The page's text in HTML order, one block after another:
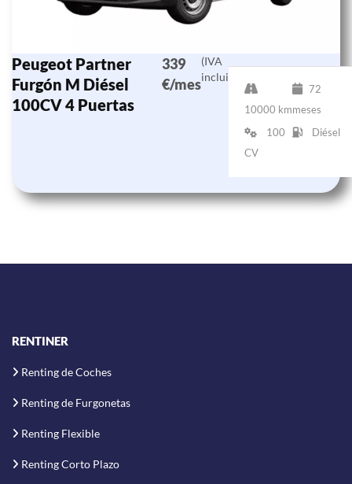
Peugeot Partner
Furgón M Diésel
100CV 4 Puertas
339
€/mes
(IVA
incluido)
10000 km
72
meses
100
CV
Diésel
RENTINER
Renting de Coches
Renting de Furgonetas
Renting Flexible
Renting Corto Plazo